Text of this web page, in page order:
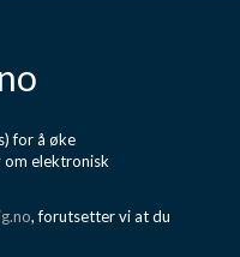
for å øke
om elektronisk
, forutsetter vi at du